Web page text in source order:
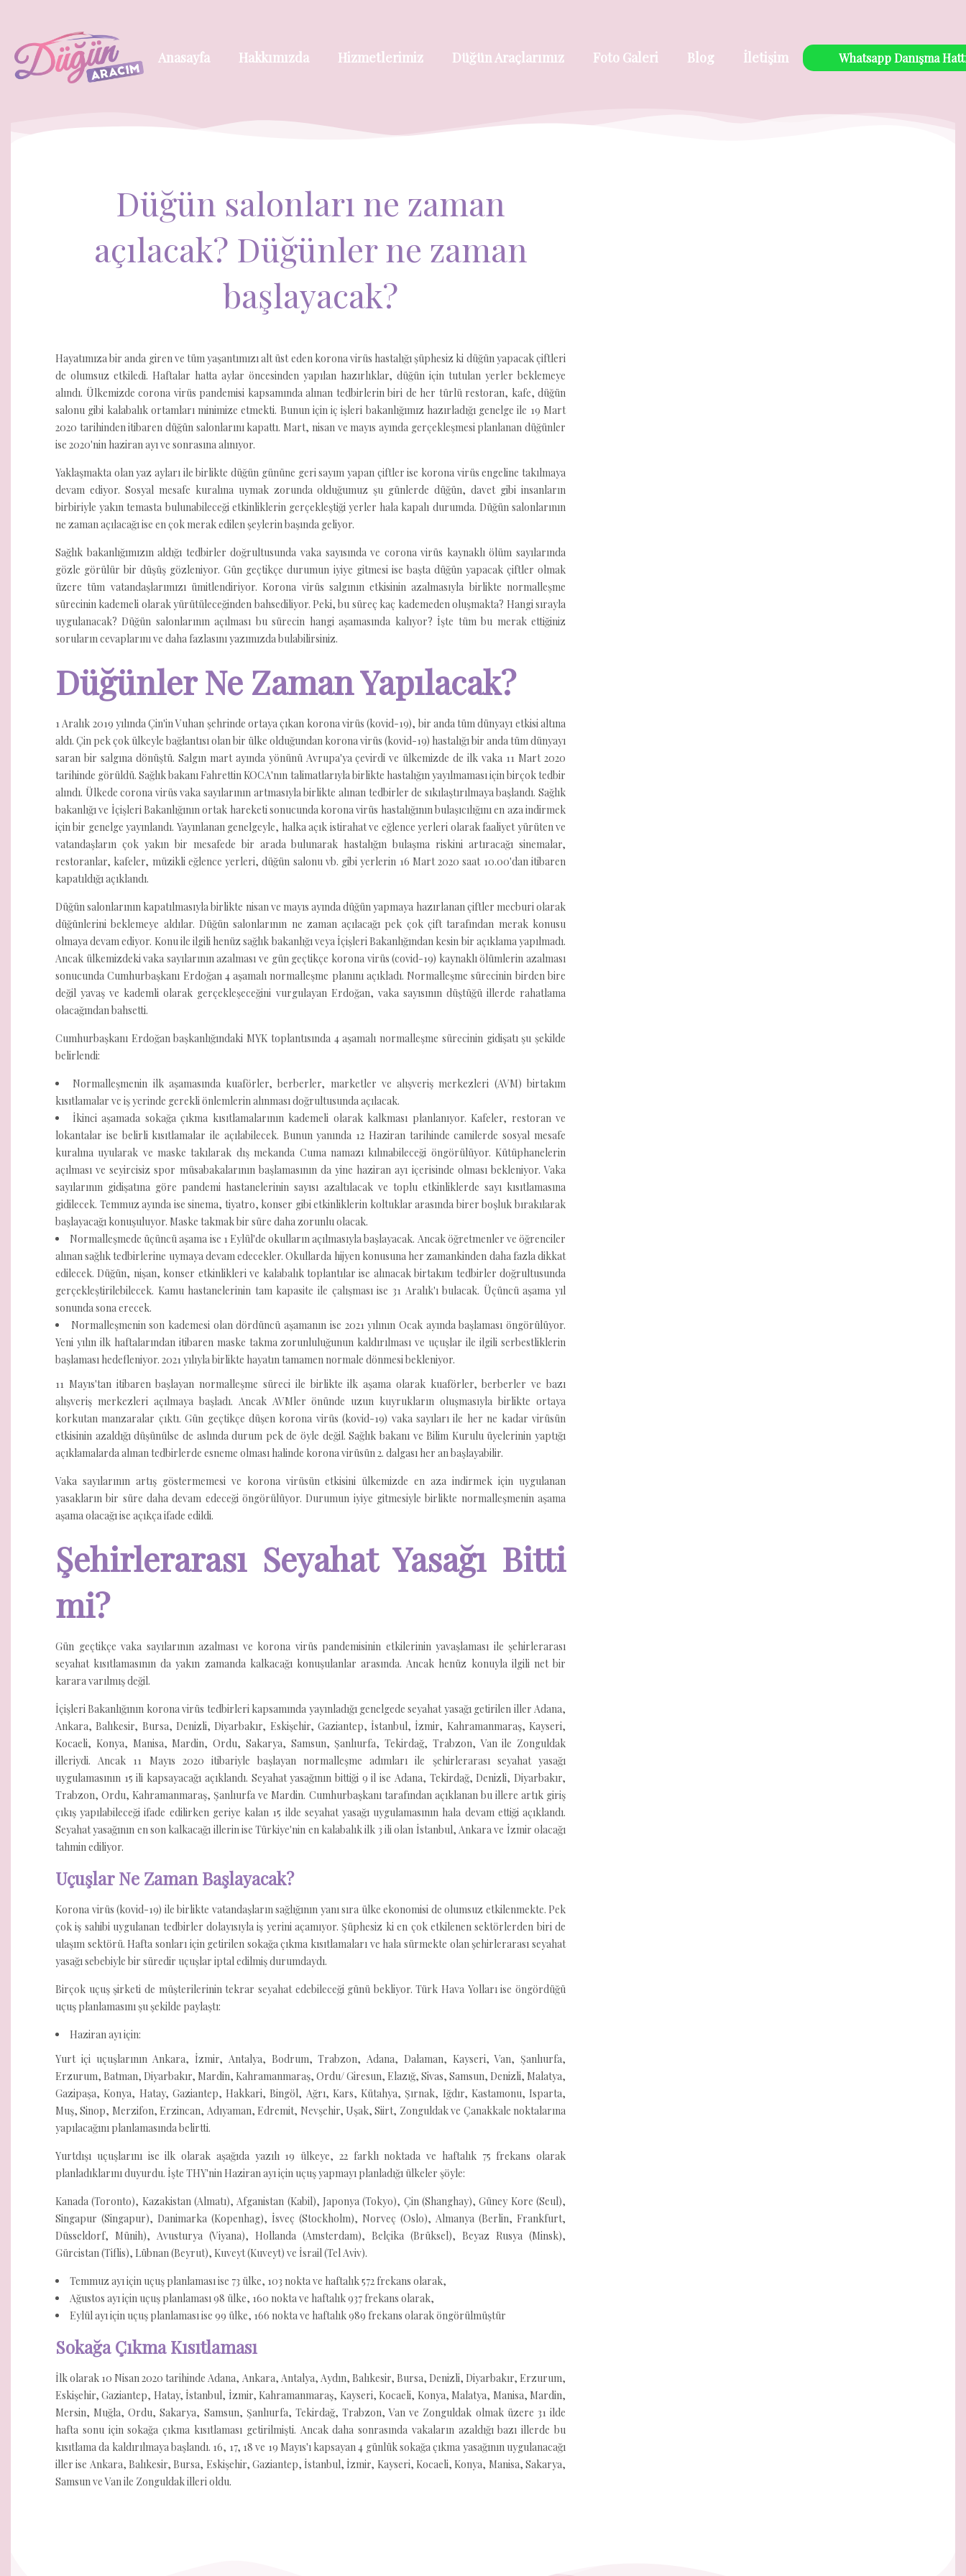
Anasayfa Hakkımızda Hizmetlerimiz Düğün Araçlarımız Foto Galeri Blog İletişim Whatsapp Danışma
Düğün salonları ne zaman
açılacak? Düğünler ne zaman
başlayacak?
Hayatımıza bir anda giren ve tüm yaşantımızı alt üst eden korona virüs hastalığı şüphesiz ki düğün yapacak çiftleri
de olumsuz etkiledi. Haftalar hatta aylar öncesinden yapılan hazırlıklar, düğün için tutulan yerler beklemeye
alındı. Ülkemizde corona virüs pandemisi kapsamında alınan tedbirlerin biri de her türlü restoran, kafe, düğün
salonu gibi kalabalık ortamları minimize etmekti. Bunun için iç işleri bakanlığımız hazırladığı genelge ile 19 Mart
2020 tarihinden itibaren düğün salonlarını kapattı. Mart, nisan ve mayıs ayında gerçekleşmesi planlanan düğünler
ise 2020'nin haziran ayı ve sonrasına alınıyor.
Yaklaşmakta olan yaz ayları ile birlikte düğün gününe geri sayım yapan çiftler ise korona virüs engeline takılmaya
devam ediyor. Sosyal mesafe kuralına uymak zorunda olduğumuz şu günlerde düğün, davet gibi insanların
birbiriyle yakın temasta bulunabileceği etkinliklerin gerçekleştiği yerler hala kapalı durumda. Düğün salonlarının
ne zaman açılacağı ise en çok merak edilen şeylerin başında geliyor.
Sağlık bakanlığımızın aldığı tedbirler doğrultusunda vaka sayısında ve corona virüs kaynaklı ölüm sayılarında
gözle görülür bir düşüş gözleniyor. Gün geçtikçe durumun iyiye gitmesi ise başta düğün yapacak çiftler olmak
üzere tüm vatandaşlarımızı ümitlendiriyor. Korona virüs salgının etkisinin azalmasıyla birlikte normalleşme
sürecinin kademeli olarak yürütüleceğinden bahsediliyor. Peki, bu süreç kaç kademeden oluşmakta? Hangi sırayla
uygulanacak? Düğün salonlarının açılması bu sürecin hangi aşamasında kalıyor? İşte tüm bu merak ettiğiniz
soruların cevaplarını ve daha fazlasını yazımızda bulabilirsiniz.
Düğünler Ne Zaman Yapılacak?
1 Aralık 2019 yılında Çin'in Vuhan şehrinde ortaya çıkan korona virüs (kovid-19), bir anda tüm dünyayı etkisi altına
aldı. Çin pek çok ülkeyle bağlantısı olan bir ülke olduğundan korona virüs (kovid-19) hastalığı bir anda tüm dünyayı
saran bir salgına dönüştü. Salgın mart ayında yönünü Avrupa'ya çevirdi ve ülkemizde de ilk vaka 11 Mart 2020
tarihinde görüldü. Sağlık bakanı Fahrettin KOCA'nın talimatlarıyla birlikte hastalığın yayılmaması için birçok tedbir
alındı. Ülkede corona virüs vaka sayılarının artmasıyla birlikte alınan tedbirler de sıkılaştırılmaya başlandı. Sağlık
bakanlığı ve İçişleri Bakanlığının ortak hareketi sonucunda korona virüs hastalığının bulaşıcılığını en aza indirmek
için bir genelge yayınlandı. Yayınlanan genelgeyle, halka açık istirahat ve eğlence yerleri olarak faaliyet yürüten ve
vatandaşların çok yakın bir mesafede bir arada bulunarak hastalığın bulaşma riskini artıracağı sinemalar,
restoranlar, kafeler, müzikli eğlence yerleri, düğün salonu vb. gibi yerlerin 16 Mart 2020 saat 10.00'dan itibaren
kapatıldığı açıklandı.
Düğün salonlarının kapatılmasıyla birlikte nisan ve mayıs ayında düğün yapmaya hazırlanan çiftler mecburi olarak
düğünlerini beklemeye aldılar. Düğün salonlarının ne zaman açılacağı pek çok çift tarafından merak konusu
olmaya devam ediyor. Konu ile ilgili henüz sağlık bakanlığı veya İçişleri Bakanlığından kesin bir açıklama yapılmadı.
Ancak ülkemizdeki vaka sayılarının azalması ve gün geçtikçe korona virüs (covid-19) kaynaklı ölümlerin azalması
sonucunda Cumhurbaşkanı Erdoğan 4 aşamalı normalleşme planını açıkladı. Normalleşme sürecinin birden bire
değil yavaş ve kademli olarak gerçekleşeceğini vurgulayan Erdoğan, vaka sayısının düştüğü illerde rahatlama
olacağından bahsetti.
Cumhurbaşkanı Erdoğan başkanlığındaki MYK toplantısında 4 aşamalı normalleşme sürecinin gidişatı şu şekilde
belirlendi:
Normalleşmenin ilk aşamasında kuaförler, berberler, marketler ve alışveriş merkezleri (AVM) birtakım
kısıtlamalar ve iş yerinde gerekli önlemlerin alınması doğrultusunda açılacak.
İkinci aşamada sokağa çıkma kısıtlamalarının kademeli olarak kalkması planlanıyor. Kafeler, restoran ve
lokantalar ise belirli kısıtlamalar ile açılabilecek. Bunun yanında 12 Haziran tarihinde camilerde sosyal mesafe
kuralına uyularak ve maske takılarak dış mekanda Cuma namazı kılınabileceği öngörülüyor. Kütüphanelerin
açılması ve seyircisiz spor müsabakalarının başlamasının da yine haziran ayı içerisinde olması bekleniyor. Vaka
sayılarının gidişatına göre pandemi hastanelerinin sayısı azaltılacak ve toplu etkinliklerde sayı kısıtlamasına
gidilecek. Temmuz ayında ise sinema, tiyatro, konser gibi etkinliklerin koltuklar arasında birer boşluk bırakılarak
başlayacağı konuşuluyor. Maske takmak bir süre daha zorunlu olacak.
Normalleşmede üçüncü aşama ise 1 Eylül'de okulların açılmasıyla başlayacak. Ancak öğretmenler ve öğrenciler
alınan sağlık tedbirlerine uymaya devam edecekler. Okullarda hijyen konusuna her zamankinden daha fazla dikkat
edilecek. Düğün, nişan, konser etkinlikleri ve kalabalık toplantılar ise alınacak birtakım tedbirler doğrultusunda
gerçekleştirilebilecek. Kamu hastanelerinin tam kapasite ile çalışması ise 31 Aralık'ı bulacak. Üçüncü aşama yıl
sonunda sona erecek.
Normalleşmenin son kademesi olan dördüncü aşamanın ise 2021 yılının Ocak ayında başlaması öngörülüyor.
Yeni yılın ilk haftalarından itibaren maske takma zorunluluğunun kaldırılması ve uçuşlar ile ilgili serbestliklerin
başlaması hedefleniyor. 2021 yılıyla birlikte hayatın tamamen normale dönmesi bekleniyor.
11 Mayıs'tan itibaren başlayan normalleşme süreci ile birlikte ilk aşama olarak kuaförler, berberler ve bazı
alışveriş merkezleri açılmaya başladı. Ancak AVMler önünde uzun kuyrukların oluşmasıyla birlikte ortaya
korkutan manzaralar çıktı. Gün geçtikçe düşen korona virüs (kovid-19) vaka sayıları ile her ne kadar virüsün
etkisinin azaldığı düşünülse de aslında durum pek de öyle değil. Sağlık bakanı ve Bilim Kurulu üyelerinin yaptığı
açıklamalarda alınan tedbirlerde esneme olması halinde korona virüsün 2. dalgası her an başlayabilir.
Vaka sayılarının artış göstermemesi ve korona virüsün etkisini ülkemizde en aza indirmek için uygulanan
yasakların bir süre daha devam edeceği öngörülüyor. Durumun iyiye gitmesiyle birlikte normalleşmenin aşama
aşama olacağı ise açıkça ifade edildi.
Şehirlerarası Seyahat Yasağı Bitti
mi?
Gün geçtikçe vaka sayılarının azalması ve korona virüs pandemisinin etkilerinin yavaşlaması ile şehirlerarası
seyahat kısıtlamasının da yakın zamanda kalkacağı konuşulanlar arasında. Ancak henüz konuyla ilgili net bir
karara varılmış değil.
İçişleri Bakanlığının korona virüs tedbirleri kapsamında yayınladığı genelgede seyahat yasağı getirilen iller Adana,
Ankara, Balıkesir, Bursa, Denizli, Diyarbakır, Eskişehir, Gaziantep, İstanbul, İzmir, Kahramanmaraş, Kayseri,
Kocaeli, Konya, Manisa, Mardin, Ordu, Sakarya, Samsun, Şanlıurfa, Tekirdağ, Trabzon, Van ile Zonguldak
illeriydi. Ancak 11 Mayıs 2020 itibariyle başlayan normalleşme adımları ile şehirlerarası seyahat yasağı
uygulamasının 15 ili kapsayacağı açıklandı. Seyahat yasağının bittiği 9 il ise Adana, Tekirdağ, Denizli, Diyarbakır,
Trabzon, Ordu, Kahramanmaraş, Şanlıurfa ve Mardin. Cumhurbaşkanı tarafından açıklanan bu illere artık giriş
çıkış yapılabileceği ifade edilirken geriye kalan 15 ilde seyahat yasağı uygulamasının hala devam ettiği açıklandı.
Seyahat yasağının en son kalkacağı illerin ise Türkiye'nin en kalabalık ilk 3 ili olan İstanbul, Ankara ve İzmir olacağı
tahmin ediliyor.
Uçuşlar Ne Zaman Başlayacak?
Korona virüs (kovid-19) ile birlikte vatandaşların sağlığının yanı sıra ülke ekonomisi de olumsuz etkilenmekte. Pek
çok iş sahibi uygulanan tedbirler dolayısıyla iş yerini açamıyor. Şüphesiz ki en çok etkilenen sektörlerden biri de
ulaşım sektörü. Hafta sonları için getirilen sokağa çıkma kısıtlamaları ve hala sürmekte olan şehirlerarası seyahat
yasağı sebebiyle bir süredir uçuşlar iptal edilmiş durumdaydı.
Birçok uçuş şirketi de müşterilerinin tekrar seyahat edebileceği günü bekliyor. Türk Hava Yolları ise öngördüğü
uçuş planlamasını şu şekilde paylaştı:
Haziran ayı için:
Yurt içi uçuşlarının Ankara, İzmir, Antalya, Bodrum, Trabzon, Adana, Dalaman, Kayseri, Van, Şanlıurfa,
Erzurum, Batman, Diyarbakır, Mardin, Kahramanmaraş, Ordu/ Giresun, Elazığ, Sivas, Samsun, Denizli, Malatya,
Gazipaşa, Konya, Hatay, Gaziantep, Hakkari, Bingöl, Ağrı, Kars, Kütahya, Şırnak, Iğdır, Kastamonu, Isparta,
Muş, Sinop, Merzifon, Erzincan, Adıyaman, Edremit, Nevşehir, Uşak, Siirt, Zonguldak ve Çanakkale noktalarına
yapılacağını planlamasında belirtti.
Yurtdışı uçuşlarını ise ilk olarak aşağıda yazılı 19 ülkeye, 22 farklı noktada ve haftalık 75 frekans olarak
planladıklarını duyurdu. İşte THY'nin Haziran ayı için uçuş yapmayı planladığı ülkeler şöyle:
Kanada (Toronto), Kazakistan (Almatı), Afganistan (Kabil), Japonya (Tokyo), Çin (Shanghay), Güney Kore (Seul),
Singapur (Singapur), Danimarka (Kopenhag), İsveç (Stockholm), Norveç (Oslo), Almanya (Berlin, Frankfurt,
Düsseldorf, Münih), Avusturya (Viyana), Hollanda (Amsterdam), Belçika (Brüksel), Beyaz Rusya (Minsk),
Gürcistan (Tiflis), Lübnan (Beyrut), Kuveyt (Kuveyt) ve İsrail (Tel Aviv).
Temmuz ayı için uçuş planlaması ise 73 ülke, 103 nokta ve haftalık 572 frekans olarak,
Ağustos ayı için uçuş planlaması 98 ülke, 160 nokta ve haftalık 937 frekans olarak,
Eylül ayı için uçuş planlaması ise 99 ülke, 166 nokta ve haftalık 989 frekans olarak öngörülmüştür
Sokağa Çıkma Kısıtlaması
İlk olarak 10 Nisan 2020 tarihinde Adana, Ankara, Antalya, Aydın, Balıkesir, Bursa, Denizli, Diyarbakır, Erzurum,
Eskişehir, Gaziantep, Hatay, İstanbul, İzmir, Kahramanmaraş, Kayseri, Kocaeli, Konya, Malatya, Manisa, Mardin,
Mersin, Muğla, Ordu, Sakarya, Samsun, Şanlıurfa, Tekirdağ, Trabzon, Van ve Zonguldak olmak üzere 31 ilde
hafta sonu için sokağa çıkma kısıtlaması getirilmişti. Ancak daha sonrasında vakaların azaldığı bazı illerde bu
kısıtlama da kaldırılmaya başlandı. 16, 17, 18 ve 19 Mayıs'ı kapsayan 4 günlük sokağa çıkma yasağının uygulanacağı
iller ise Ankara, Balıkesir, Bursa, Eskişehir, Gaziantep, İstanbul, İzmir, Kayseri, Kocaeli, Konya, Manisa, Sakarya,
Samsun ve Van ile Zonguldak illeri oldu.